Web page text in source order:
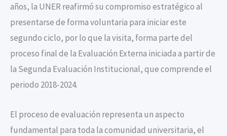
años, la UNER reafirmó su compromiso estratégico al
presentarse de forma voluntaria para iniciar este
segundo ciclo, por lo que la visita, forma parte del
proceso final de la Evaluación Externa iniciada a partir de
la Segunda Evaluación Institucional, que comprende el
periodo 2018-2024.
El proceso de evaluación representa un aspecto
fundamental para toda la comunidad universitaria, el